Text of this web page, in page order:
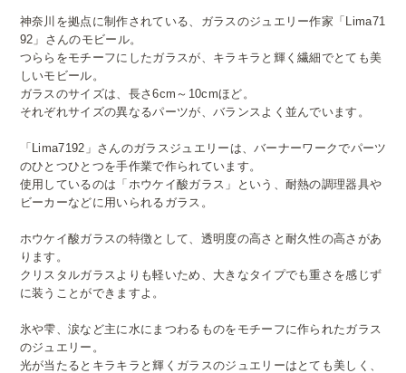
神奈川を拠点に制作されている、ガラスのジュエリー作家「Lima71
92」さんのモビール。
つららをモチーフにしたガラスが、キラキラと輝く繊細でとても美
しいモビール。
ガラスのサイズは、長さ6cm～10cmほど。
それぞれサイズの異なるパーツが、バランスよく並んでいます。
「Lima7192」さんのガラスジュエリーは、バーナーワークでパーツ
のひとつひとつを手作業で作られています。
使用しているのは「ホウケイ酸ガラス」という、耐熱の調理器具や
ビーカーなどに用いられるガラス。
ホウケイ酸ガラスの特徴として、透明度の高さと耐久性の高さがあ
ります。
クリスタルガラスよりも軽いため、大きなタイプでも重さを感じず
に装うことができますよ。
氷や雫、涙など主に水にまつわるものをモチーフに作られたガラス
のジュエリー。
光が当たるとキラキラと輝くガラスのジュエリーはとても美しく、